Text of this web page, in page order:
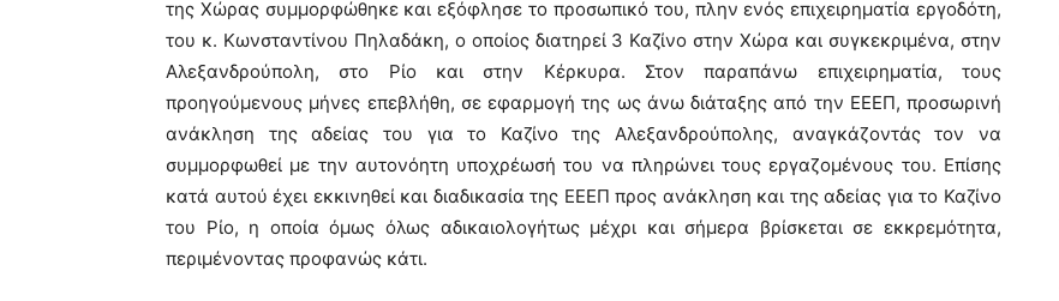
της Χώρας συμμορφώθηκε και εξόφλησε το προσωπικό του, πλην ενός επιχειρηματία εργοδότη,
του κ. Κωνσταντίνου Πηλαδάκη, ο οποίος διατηρεί 3 Καζίνο στην Χώρα και συγκεκριμένα, στην
Αλεξανδρούπολη, στο Ρίο και στην Κέρκυρα. Στον παραπάνω επιχειρηματία, τους
προηγούμενους μήνες επεβλήθη, σε εφαρμογή της ως άνω διάταξης από την ΕΕΕΠ, προσωρινή
ανάκληση της αδείας του για το Καζίνο της Αλεξανδρούπολης, αναγκάζοντάς τον να
συμμορφωθεί με την αυτονόητη υποχρέωσή του να πληρώνει τους εργαζομένους του. Επίσης
κατά αυτού έχει εκκινηθεί και διαδικασία της ΕΕΕΠ προς ανάκληση και της αδείας για το Καζίνο
του Ρίο, η οποία όμως όλως αδικαιολογήτως μέχρι και σήμερα βρίσκεται σε εκκρεμότητα,
περιμένοντας προφανώς κάτι.